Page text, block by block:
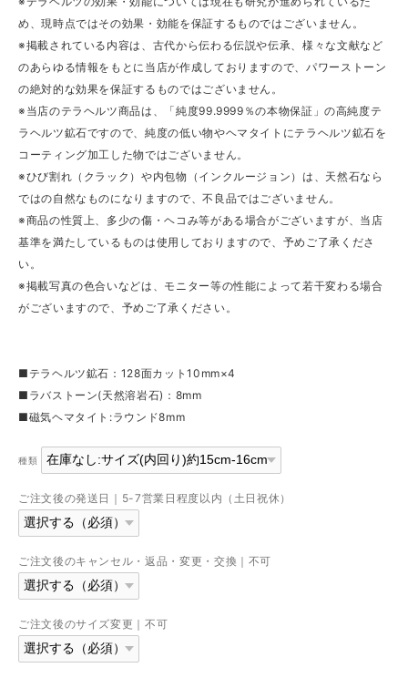
め、現時点ではその効果・効能を保証するものではございません。
※掲載されている内容は、古代から伝わる伝説や伝承、様々な文献など
のあらゆる情報をもとに当店が作成しておりますので、パワーストーン
の絶対的な効果を保証するものではございません。
※当店のテラヘルツ商品は、「純度99.9999％の本物保証」の高純度テ
ラヘルツ鉱石ですので、純度の低い物やヘマタイトにテラヘルツ鉱石を
コーティング加工した物ではございません。
※ひび割れ（クラック）や内包物（インクルージョン）は、天然石なら
ではの自然なものになりますので、不良品ではございません。
※商品の性質上、多少の傷・ヘコみ等がある場合がございますが、当店
基準を満たしているものは使用しておりますので、予めご了承くださ
い。
※掲載写真の色合いなどは、モニター等の性能によって若干変わる場合
がございますので、予めご了承ください。
■テラヘルツ鉱石：128面カット10mm×4
■ラバストーン(天然溶岩石)：8mm
■磁気ヘマタイト:ラウンド8mm
種類
ご注文後の発送日｜5-7営業日程度以内（土日祝休）
ご注文後のキャンセル・返品・変更・交換｜不可
ご注文後のサイズ変更｜不可